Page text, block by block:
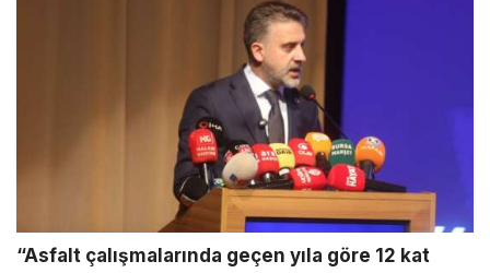
“Asfalt çalışmalarında geçen yıla göre 12 kat